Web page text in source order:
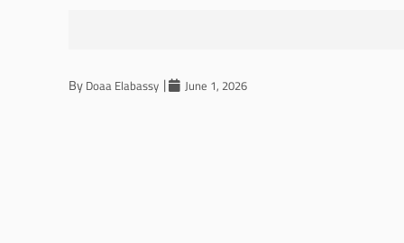
ByDoaa Elabassy June 1, 2026